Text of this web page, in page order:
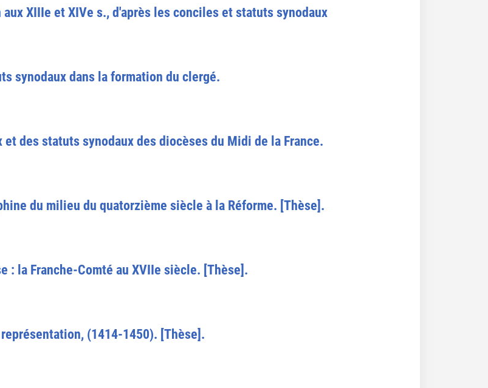
XIIIe et XIVe s., d'après les conciles et statuts synodaux
synodaux dans la formation du clergé.
des statuts synodaux des diocèses du Midi de la France.
du milieu du quatorzième siècle à la Réforme. [Thèse].
: la Franche-Comté au XVIIe siècle. [Thèse].
(1414-1450). [Thèse].